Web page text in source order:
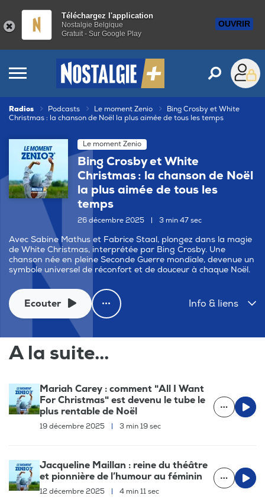
Téléchargez l'application
Nostalgie Belgique
Gratuit - Sur Google Play
OUVRIR
Radios Podcasts Le moment Zenio
Bing Crosby et White
Christmas : la chanson de Noël la plus aimée de tous les temps
Le moment Zenio
Bing Crosby et White
Christmas : la chanson de Noël
la plus aimée de tous les
temps
26 décembre 2025 3 min 47 sec
Avec Sabine Mathus et Fabrice Staal, plongez dans la magie
de White Christmas, interprétée par Bing Crosby. Une
chanson née en pleine Seconde Guerre mondiale, devenue un
symbole universel de réconfort et de douceur à chaque Noël.
Ecouter Info & liens
A la suite...
Mariah Carey : comment "All I Want
For Christmas" est devenu le tube le
plus rentable de Noël
19 décembre 2025 | 3 min 19 sec
Jacqueline Maillan : reine du théâtre
et pionnière de l’humour au féminin
12 décembre 2025 | 4 min 11 sec